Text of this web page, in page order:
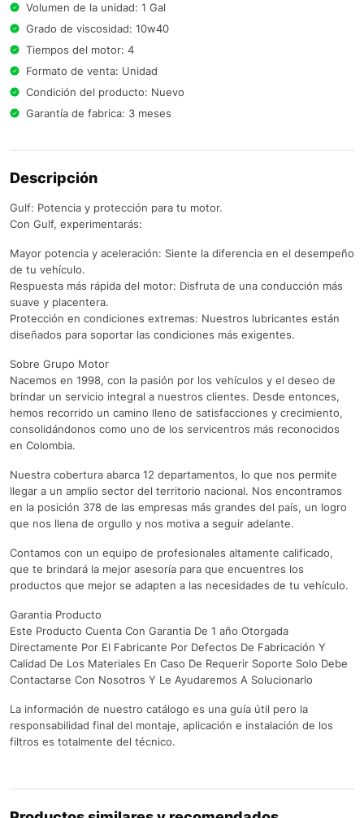
Volumen de la unidad: 1 Gal
Grado de viscosidad: 10w40
Tiempos del motor: 4
Formato de venta: Unidad
Condición del producto: Nuevo
Garantía de fabrica: 3 meses
Descripción
Gulf: Potencia y protección para tu motor.
Con Gulf, experimentarás:
Mayor potencia y aceleración: Siente la diferencia en el desempeño
de tu vehículo.
Respuesta más rápida del motor: Disfruta de una conducción más
suave y placentera.
Protección en condiciones extremas: Nuestros lubricantes están
diseñados para soportar las condiciones más exigentes.
Sobre Grupo Motor
Nacemos en 1998, con la pasión por los vehículos y el deseo de
brindar un servicio integral a nuestros clientes. Desde entonces,
hemos recorrido un camino lleno de satisfacciones y crecimiento,
consolidándonos como uno de los servicentros más reconocidos
en Colombia.
Nuestra cobertura abarca 12 departamentos, lo que nos permite
llegar a un amplio sector del territorio nacional. Nos encontramos
en la posición 378 de las empresas más grandes del país, un logro
que nos llena de orgullo y nos motiva a seguir adelante.
Contamos con un equipo de profesionales altamente calificado,
que te brindará la mejor asesoría para que encuentres los
productos que mejor se adapten a las necesidades de tu vehículo.
Garantia Producto
Este Producto Cuenta Con Garantia De 1 año Otorgada
Directamente Por El Fabricante Por Defectos De Fabricación Y
Calidad De Los Materiales En Caso De Requerir Soporte Solo Debe
Contactarse Con Nosotros Y Le Ayudaremos A Solucionarlo
La información de nuestro catálogo es una guía útil pero la
responsabilidad final del montaje, aplicación e instalación de los
filtros es totalmente del técnico.